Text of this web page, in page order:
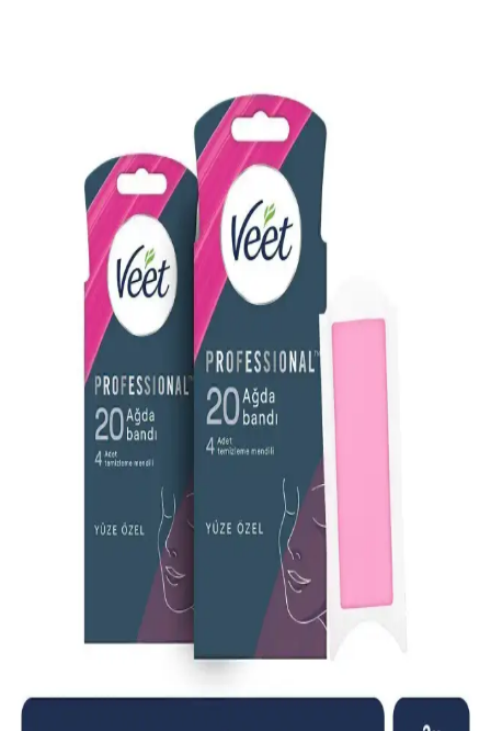
Üst Dudak Tüylerinden Kurtulma Yöntemleri ve
Cilt Bakımı Rehberi
Üst dudak tüylerinden kurtulmak için tıraş, ağda, dermaplaning,
lazer gibi yöntemler ve cilt bakım önerileri ele alınmaktadır. Cilt tipi
ve hassasiyet göz önünde bulundurulmalıdır.
Alerjiye Karşı Güvenli ve Etkili Ağda Kremleri ile
Cilt Sağlığını Koruma
Alerjik reaksiyonları hafifletmek ve önlemek için antihistaminik ve
doğal çözümler içeren ağda kremleri hakkında bilgi edinin,
kullanırken dikkat edilmesi gerekenler ve öneriler.
Genel Markalar Ağda Bezi 80 Metre: Dayanıklı ve
Ekonomik Kozmetik Malzeme Seçenekleri
80 metre uzunluğundaki Genel Markalar Ağda Bezi, dayanıklılığı ve
ekonomik fiyatıyla kozmetik ve bakım alanında tercih edilir.
Kullanıcı memnuniyetini artıran özellikleriyle profesyonel ve ev
kullanımı için uygundur.
Hassas Ciltler İçin Güvenilir Kuaf Kalıp Ağda
Azulen 400 ml Doğal ve Yatıştırıcı Özelliklerle
Hassas ciltlere uygun, doğal içeriklerle zenginleştirilmiş ve yatıştırıcı
kullanımıyla epilasyon sonrası konfor sağlar.